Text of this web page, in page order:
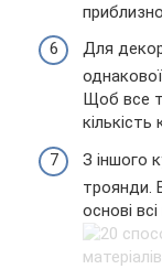
Для
Щоб все
З іншого
троянди.
основі